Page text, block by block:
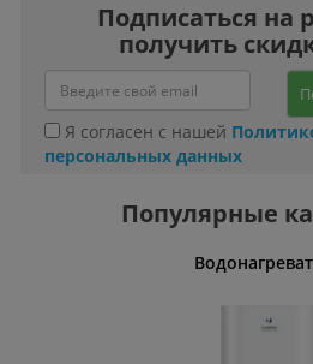
Подписаться на
получить
Я согласен с нашей
персональных данных
Популярные